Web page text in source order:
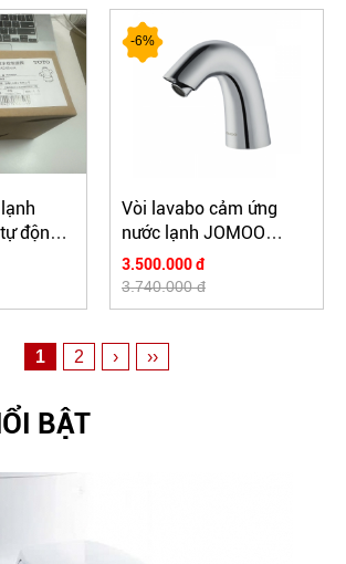
động
-6%
Vòi lavabo cảm ứng
nước lạnh JOMOO
51E1210-11-CJM1
3.500.000 đ
3.740.000 đ
1 2 › ››
BẬT